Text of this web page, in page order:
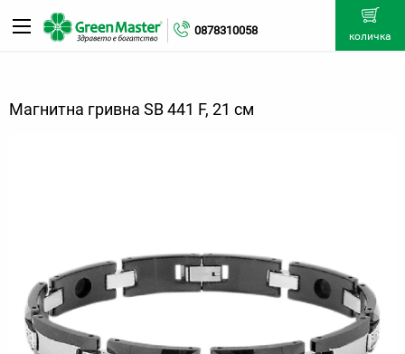
0878310058 количка
Магнитна гривна SB 441 F, 21 см